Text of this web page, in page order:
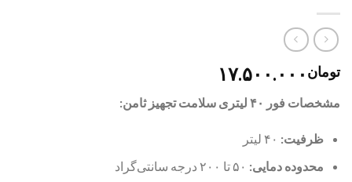
تومان ۱۷.۵۰۰.۰۰۰
مشخصات فور ۴۰ لیتری سلامت تجهیز ثامن:
ظرفیت: ۴۰ لیتر
محدوده دمایی: ۵۰ تا ۲۰۰ درجه سانتی‌گراد